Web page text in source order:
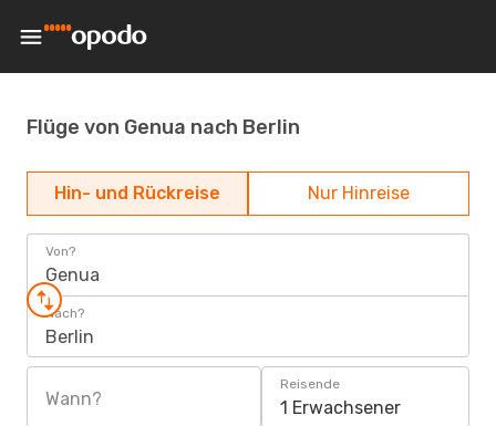
Flüge von Genua nach Berlin
Hin- und Rückreise Nur Hinreise
Von?
Genua
Nach?
Berlin
Wann?
Reisende
1 Erwachsener